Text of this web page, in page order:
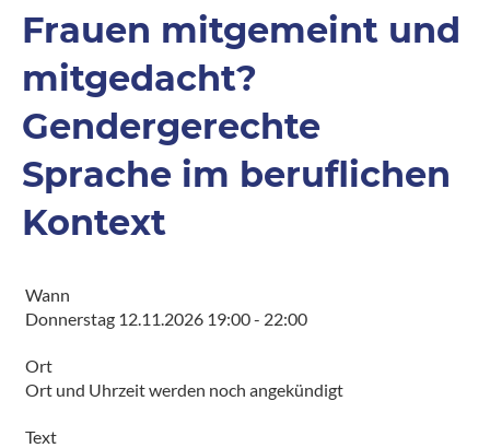
Frauen mitgemeint und
mitgedacht?
Gendergerechte
Sprache im beruflichen
Kontext
Wann
Donnerstag 12.11.2026 19:00 - 22:00
Ort
Ort und Uhrzeit werden noch angekündigt
Text